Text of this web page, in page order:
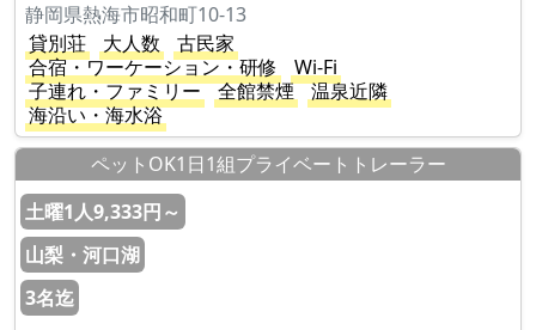
静岡県熱海市昭和町10-13
貸別荘
大人数
古民家
合宿・ワーケーション・研修
Wi-Fi
子連れ・ファミリー
全館禁煙
温泉近隣
海沿い・海水浴
ペットOK1日1組プライベートトレーラー
土曜1人9,333円～
山梨・河口湖
3名迄